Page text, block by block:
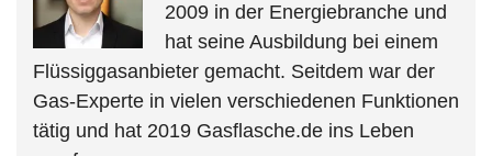
2009 in der Energiebranche und
hat seine Ausbildung bei einem
Flüssiggasanbieter gemacht. Seitdem war der
Gas-Experte in vielen verschiedenen Funktionen
tätig und hat 2019 Gasflasche.de ins Leben